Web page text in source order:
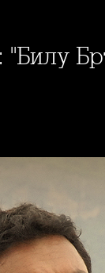
"Билу